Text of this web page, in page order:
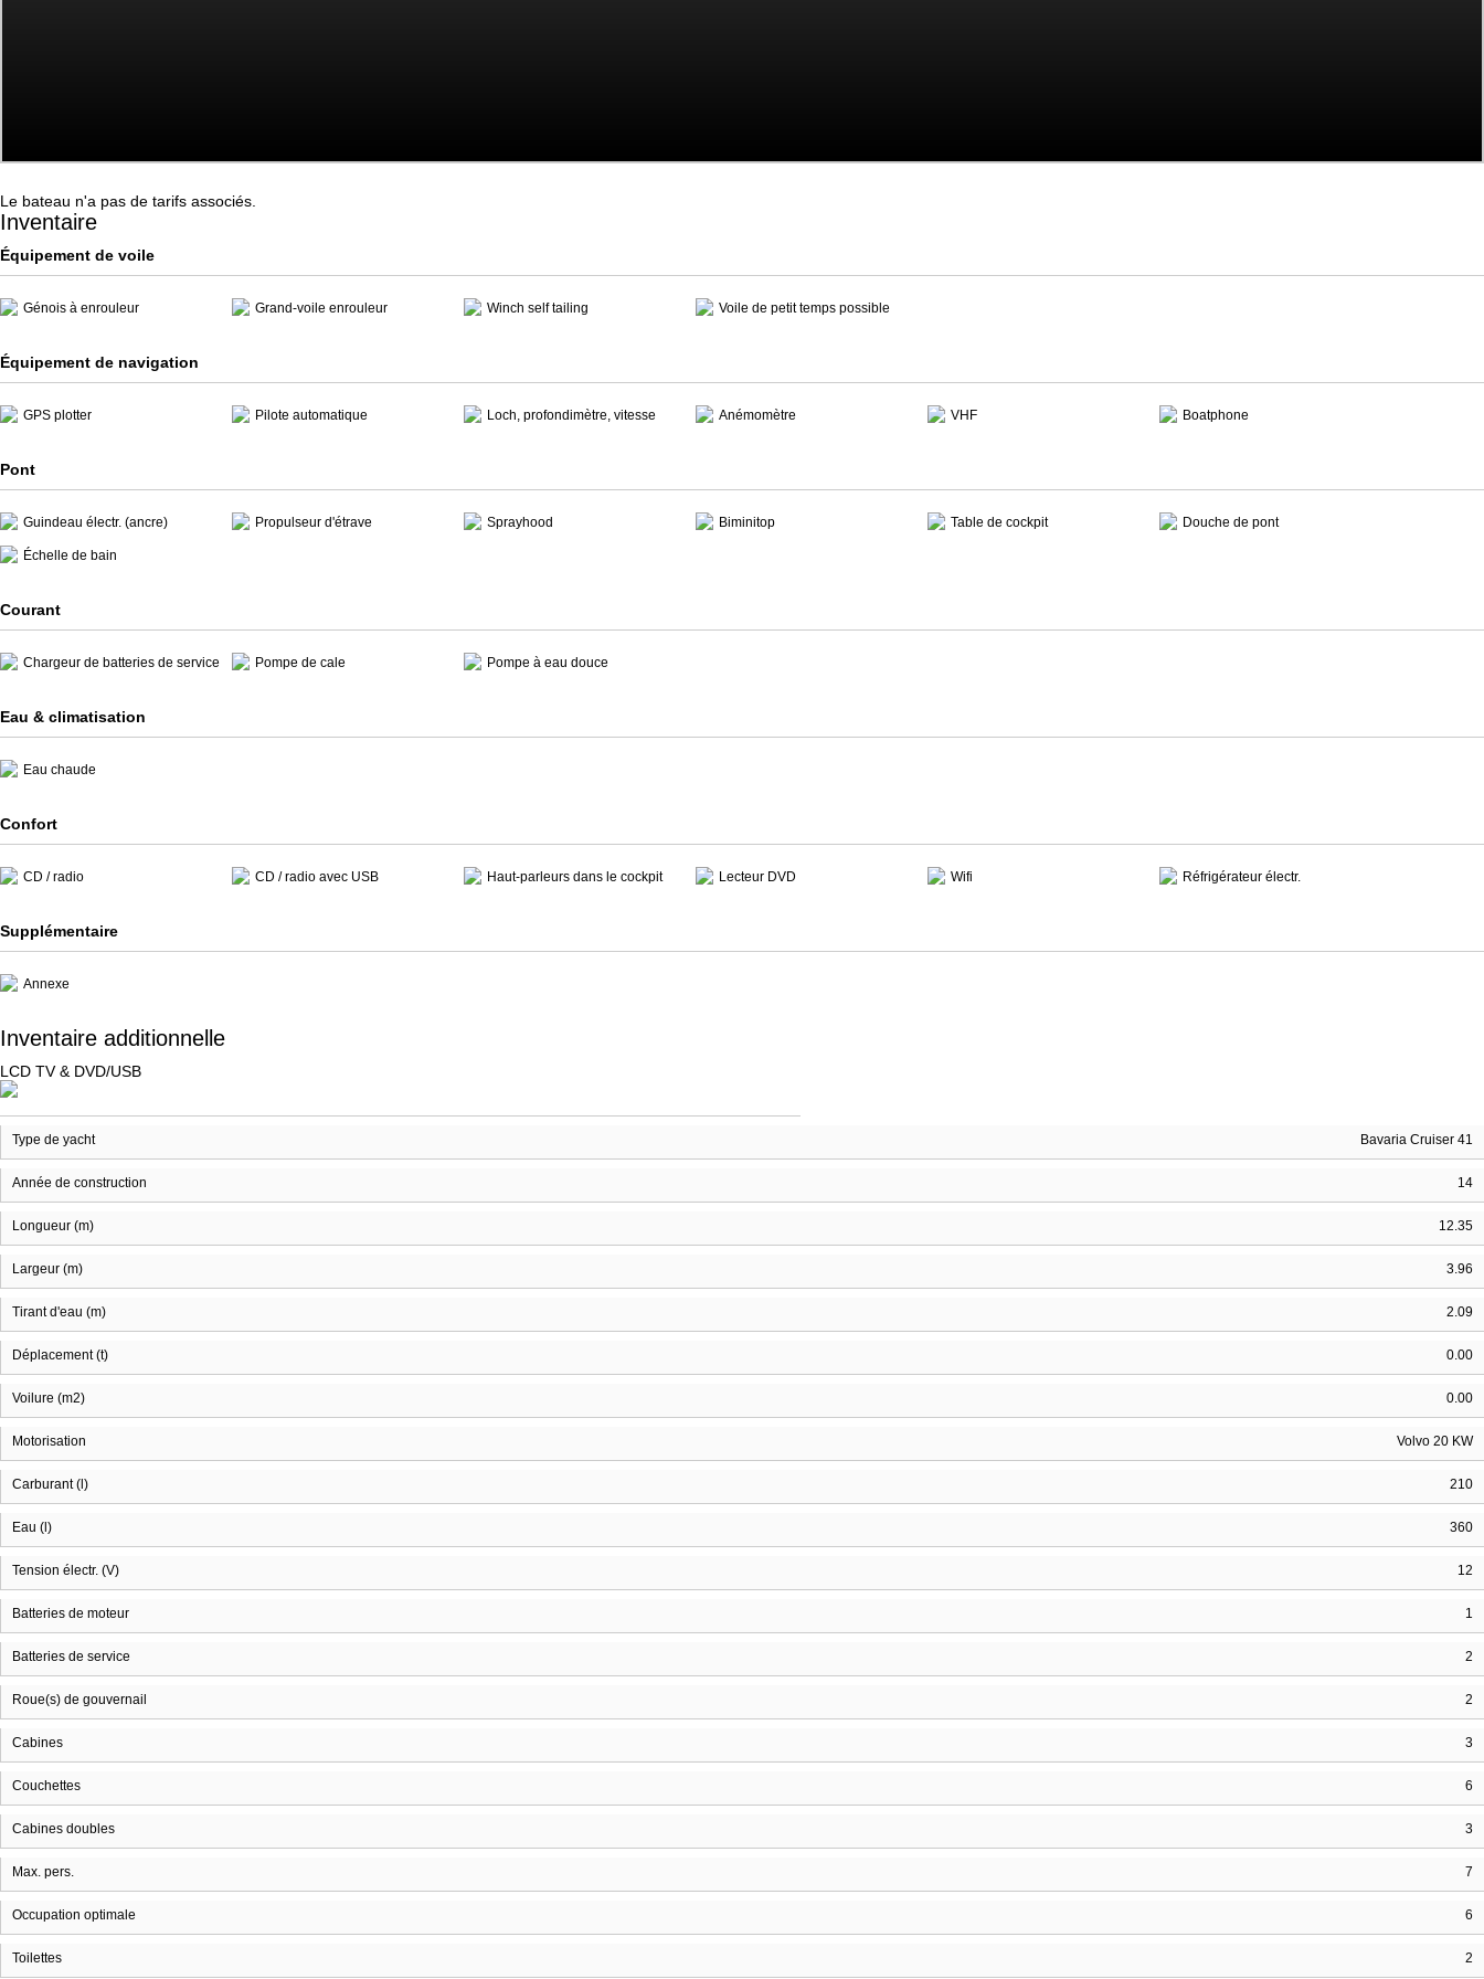
Le bateau n'a pas de tarifs associés.
Inventaire
Équipement de voile
Génois à enrouleur Grand-voile enrouleur Winch self tailing Voile de petit temps possible
Équipement de navigation
GPS plotter Pilote automatique Loch, profondimètre, vitesse Anémomètre VHF Boatphone
Pont
Guindeau électr. (ancre) Propulseur d'étrave Sprayhood Biminitop Table de cockpit Douche de pont
Échelle de bain
Courant
Chargeur de batteries de service Pompe de cale Pompe à eau douce
Eau & climatisation
Eau chaude
Confort
CD / radio CD / radio avec USB Haut-parleurs dans le cockpit Lecteur DVD Wifi Réfrigérateur électr.
Supplémentaire
Annexe
Inventaire additionnelle
LCD TV & DVD/USB
Type de yacht Bavaria Cruiser 41
Année de construction 14
Longueur (m) 12.35
Largeur (m) 3.96
Tirant d'eau (m) 2.09
Déplacement (t) 0.00
Voilure (m2) 0.00
Motorisation Volvo 20 KW
Carburant (l) 210
Eau (l) 360
Tension électr. (V) 12
Batteries de moteur 1
Batteries de service 2
Roue(s) de gouvernail 2
Cabines 3
Couchettes 6
Cabines doubles 3
Max. pers. 7
Occupation optimale 6
Toilettes 2